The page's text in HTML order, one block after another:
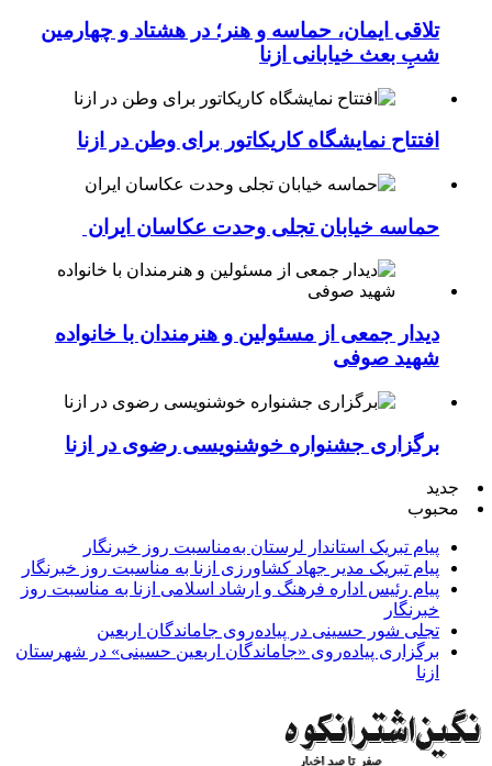
تلاقی ایمان، حماسه و هنر؛ در هشتاد و چهارمین
شبِ بعث خیابانی ازنا
افتتاح نمایشگاه کاریکاتور برای وطن در ازنا
حماسه خیابان تجلی وحدت عکاسان ایران
دیدار جمعی از مسئولین و هنرمندان با خانواده
شهید صوفی
برگزاری جشنواره خوشنویسی رضوی در ازنا
جدید
محبوب
پیام تبریک استاندار لرستان به‌مناسبت روز خبرنگار
پیام تبریک مدیر جهاد کشاورزی ازنا به مناسبت روز خبرنگار
پیام رئیس اداره فرهنگ و ارشاد اسلامی ازنا به مناسبت روز
خبرنگار
تجلی شور حسینی در پیاده‌روی جاماندگان اربعین
برگزاری پیاده‌روی «جاماندگان اربعین حسینی» در شهرستان
ازنا